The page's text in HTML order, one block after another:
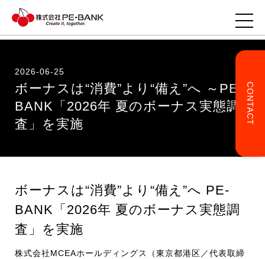
TOP
企業様へ
事業・サービス
企業情報
CONTACT
2026-06-25
ボーナスは“消費”より“備え”へ ～PE-
BANK「2026年 夏のボーナス実態調
査」を実施
ボーナスは“消費”より“備え”へ PE-
BANK「2026年 夏のボーナス実態調
査」を実施
株式会社MCEAホールディングス（東京都港区／代表取締